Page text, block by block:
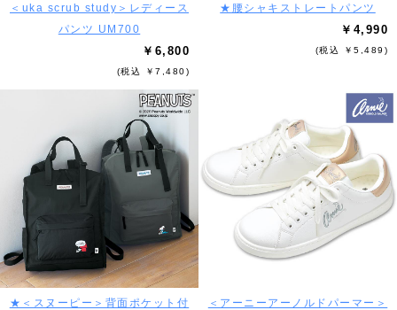
＜uka scrub study＞レディース
パンツ UM700
￥6,800
(税込 ￥7,480)
★腰シャキストレートパンツ
￥4,990
(税込 ￥5,489)
★＜スヌーピー＞背面ポケット付
＜アーニーアーノルドパーマー＞